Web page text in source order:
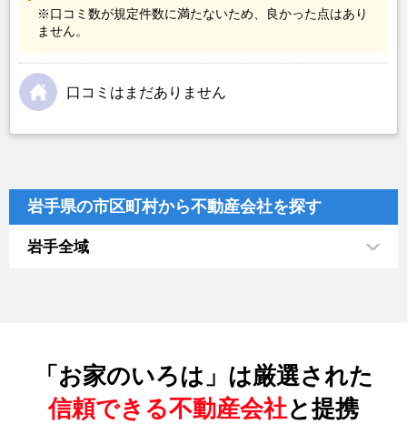
※口コミ数が規定件数に満たないため、良かった点はあり
ません。
口コミはまだありません
岩手県の市区町村から不動産会社を探す
岩手全域
「お家のいろは」は厳選された
信頼できる不動産会社と提携